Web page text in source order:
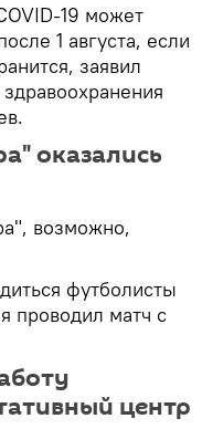
19 может
1 августа, если
заявил
оказались
возможно,
футболисты
проводил матч с
центр